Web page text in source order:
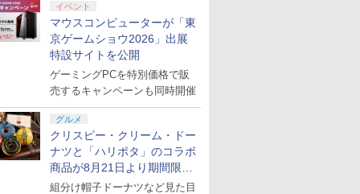
イベント
マウスコンピューターが「東
京ゲームショウ2026」出展
特設サイトを公開
ゲーミングPCを特別価格で販
売するキャンペーンも同時開催
グルメ
クリスピー・クリーム・ドー
ナツと「ハリポタ」のコラボ
商品が8月21日より期間限定
で発売
組分け帽子ドーナツなど見た目